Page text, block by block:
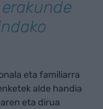
eta familiarra
alde handia
eta dirua